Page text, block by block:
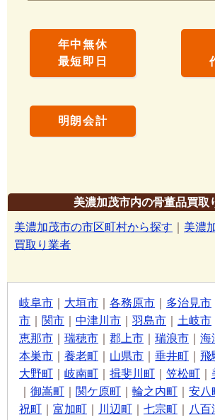
年中無休
最短即日
明朗会計
美濃加茂市内の骨董品買取
美濃加茂市の市区町村から探す
美濃
買取り業者
岐阜市 大垣市 各務原市 多治見市
市
関市 中津川市 羽島市 土岐市
恵那市
瑞穂市 郡上市 瑞浪市 海
本巣市
養老町 山県市 垂井町 飛
大野町
岐南町 揖斐川町 笠松町
御嵩町 関ケ原町 輪之内町 安八
祝町
富加町 川辺町 七宗町 八百